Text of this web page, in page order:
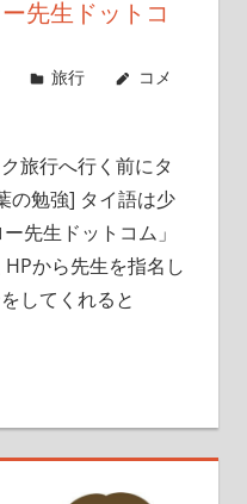
先生ドットコ
旅行
コメ
旅行へ行く前にタ
の勉強] タイ語は少
先生ドットコム」
から先生を指名し
してくれると